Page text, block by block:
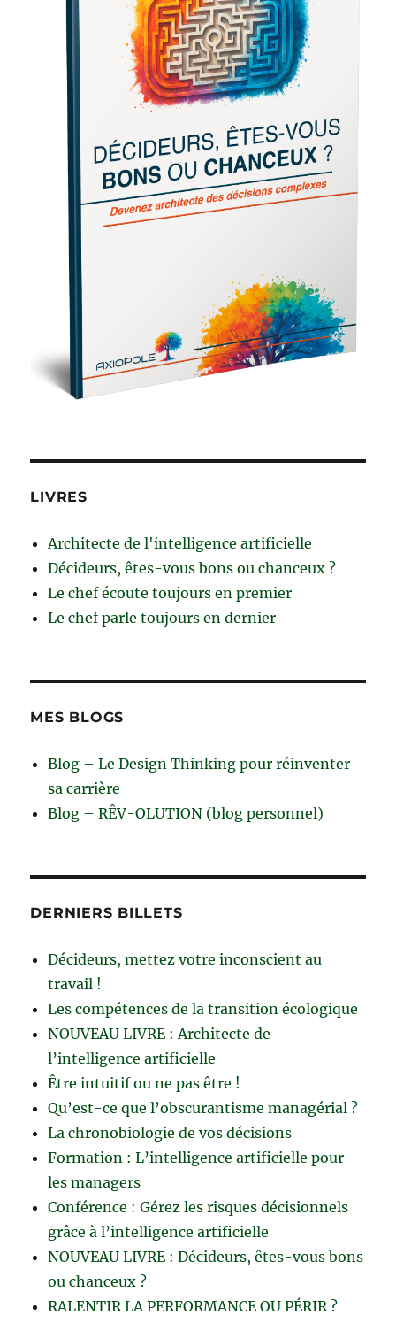
LIVRES
Architecte de l'intelligence artificielle
Décideurs, êtes-vous bons ou chanceux ?
Le chef écoute toujours en premier
Le chef parle toujours en dernier
MES BLOGS
Blog – Le Design Thinking pour réinventer
sa carrière
Blog – RÊV-OLUTION (blog personnel)
DERNIERS BILLETS
Décideurs, mettez votre inconscient au
travail !
Les compétences de la transition écologique
NOUVEAU LIVRE : Architecte de
l’intelligence artificielle
Être intuitif ou ne pas être !
Qu’est-ce que l’obscurantisme managérial ?
La chronobiologie de vos décisions
Formation : L’intelligence artificielle pour
les managers
Conférence : Gérez les risques décisionnels
grâce à l’intelligence artificielle
NOUVEAU LIVRE : Décideurs, êtes-vous bons
ou chanceux ?
RALENTIR LA PERFORMANCE OU PÉRIR ?